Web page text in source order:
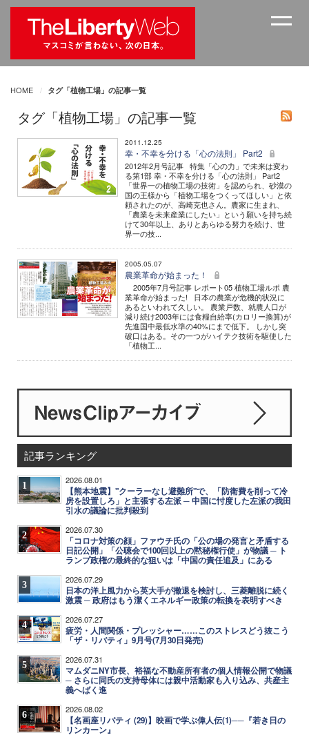
HOME タグ「植物工場」の記事一覧
タグ「植物工場」の記事一覧
2011.12.25
幸・不幸を分ける「心の法則」 Part2
2012年2月号記事 特集「心の力」で未来は変わ
る第1部 幸・不幸を分ける「心の法則」 Part2
「世界一の植物工場の技術」を認められ、砂漠の
国の王様から「植物工場をつくってほしい」と依
頼されたのが、高崎克也さん。農家に生まれ、
「農業を未来産業にしたい」という願いを持ち続
けて30年以上、ありとあらゆる努力を続け、世
界一の技...
2005.05.07
農業革命が始まった！
2005年7月号記事 レポート05 植物工場ルポ 農
業革命が始まった! 日本の農業が危機的状況に
あるといわれて久しい。 農業戸数、就農人口が
減り続け2003年には食糧自給率(カロリー換算)が
先進国中最低水準の40%にまで低下。 しかし突
破口はある。その一つがハイテク技術を駆使した
「植物工...
記事ランキング
1 2026.08.01
【熊本地震】"クーラーなし避難所"で、「防衛費を削って冷
房を設置しろ」と主張する左派 ─ 中国に忖度した左派の我田
引水の議論に批判殺到
2 2026.07.30
「コロナ対策の顔」ファウチ氏の「公の場の発言と矛盾する
日記公開」「公聴会で100回以上の黙秘権行使」が物議 ─ ト
ランプ政権の最終的な狙いは「中国の責任追及」にある
3 2026.07.29
日本の洋上風力から英大手が撤退を検討し、三菱離脱に続く
激震 ─ 政府はもう潔くエネルギー政策の転換を表明すべき
4 2026.07.27
疲労・人間関係・プレッシャー……このストレスどう抜こう
「ザ・リバティ」9月号(7月30日発売)
5 2026.07.31
マムダニNY市長、裕福な不動産所有者の個人情報公開で物議
─ さらに同氏の支持母体には親中活動家も入り込み、共産主
義へばく進
6 2026.08.02
【名画座リバティ (29)】映画で学ぶ偉人伝(1)──『若き日の
リンカーン』